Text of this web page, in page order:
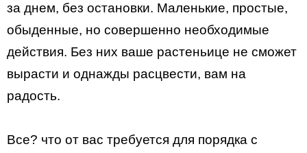
за днем, без остановки. Маленькие, простые,
обыденные, но совершенно необходимые
действия. Без них ваше растеньице не сможет
вырасти и однажды расцвести, вам на
радость.
Все? что от вас требуется для порядка с